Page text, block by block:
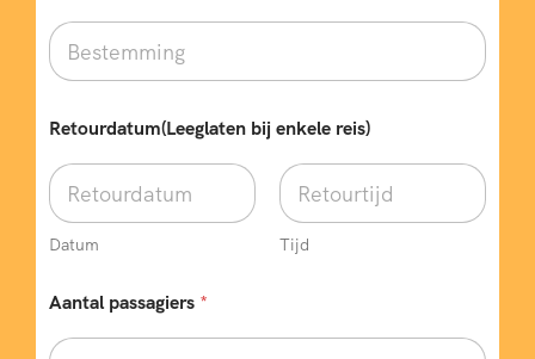
Retourdatum(Leeglaten bij enkele reis)
Datum Tijd
a
s
Aantal passagiers *